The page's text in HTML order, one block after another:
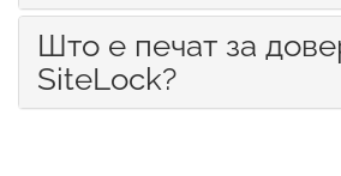
Што е печат за
SiteLock?